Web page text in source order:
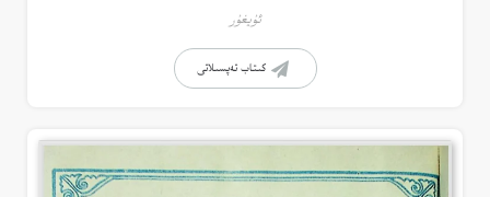
ئۇيغۇر
كىتاب تەپسىلاتى